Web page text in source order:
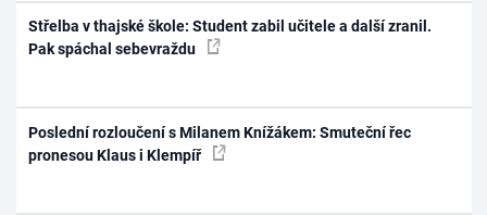
Střelba v thajské škole: Student zabil učitele a další zranil.
Pak spáchal sebevraždu
Poslední rozloučení s Milanem Knížákem: Smuteční řec
pronesou Klaus i Klempíř